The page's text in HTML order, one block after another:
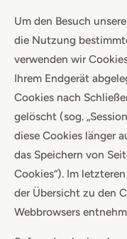
Um den Besuch
die Nutzung
verwenden wir
Ihrem Endgerät
Cookies nach
gelöscht (sog.
diese Cookies länger
das Speichern von
Cookies“). Im
der Übersicht zu den
Webbrowsers